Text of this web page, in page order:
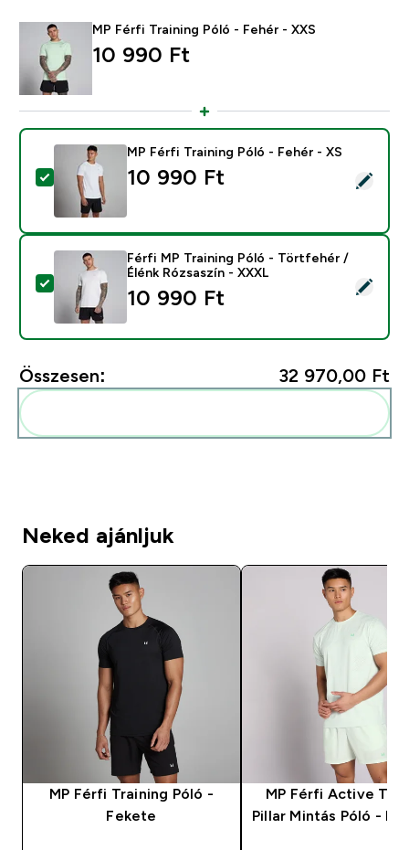
MP Férfi Training Póló - Fehér - XXS
10 990 Ft‎
Termék kiválasztása - MP Férfi Training Póló - Fehér -
MP Férfi Training Póló - Fehér - XS
10 990 Ft‎
Termék kiválasztása - Férfi MP Training Póló -
Férfi MP Training Póló - Törtfehér /
Élénk Rózsaszín - XXXL
10 990 Ft‎
Összesen: 32 970,00 Ft‎
Neked ajánljuk
MP Férfi Training Póló -
Fekete
MP Férfi Active
Pillar Mintás Póló -